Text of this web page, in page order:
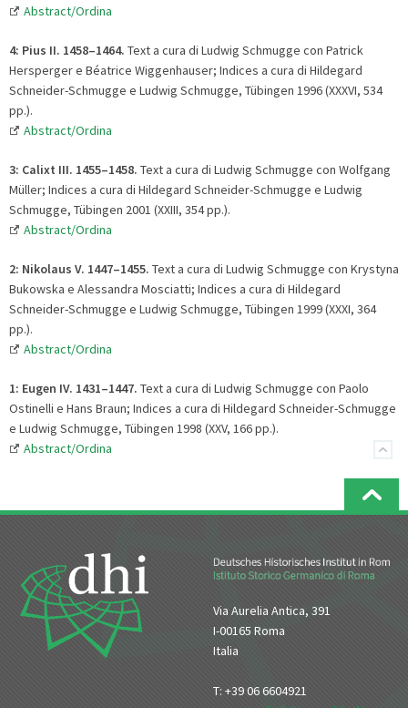
Abstract/Ordina
4: Pius II. 1458–1464. Text a cura di Ludwig Schmugge con Patrick
Hersperger e Béatrice Wiggenhauser; Indices a cura di Hildegard
Schneider-Schmugge e Ludwig Schmugge, Tübingen 1996 (XXXVI, 534
pp.).
Abstract/Ordina
3: Calixt III. 1455–1458. Text a cura di Ludwig Schmugge con Wolfgang
Müller; Indices a cura di Hildegard Schneider-Schmugge e Ludwig
Schmugge, Tübingen 2001 (XXIII, 354 pp.).
Abstract/Ordina
2: Nikolaus V. 1447–1455. Text a cura di Ludwig Schmugge con Krystyna
Bukowska e Alessandra Mosciatti; Indices a cura di Hildegard
Schneider-Schmugge e Ludwig Schmugge, Tübingen 1999 (XXXI, 364
pp.).
Abstract/Ordina
1: Eugen IV. 1431–1447. Text a cura di Ludwig Schmugge con Paolo
Ostinelli e Hans Braun; Indices a cura di Hildegard Schneider-Schmugge
e Ludwig Schmugge, Tübingen 1998 (XXV, 166 pp.).
Abstract/Ordina
Via Aurelia Antica, 391
I-00165 Roma
Italia
T: +39 06 6604921